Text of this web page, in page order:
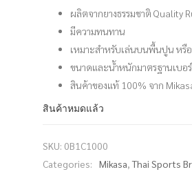
ผลิตจากยางธรรมชาติ Quality
มีความทนทาน
เหมาะสำหรับเล่นบนพื้นปูน หรื
ขนาดและน้ำหนักมาตรฐานเบอ
สินค้าของแท้ 100% จาก
สินค้าหมดแล้ว
SKU: 0B1C1000
Categories:
Mikasa,Thai Sports